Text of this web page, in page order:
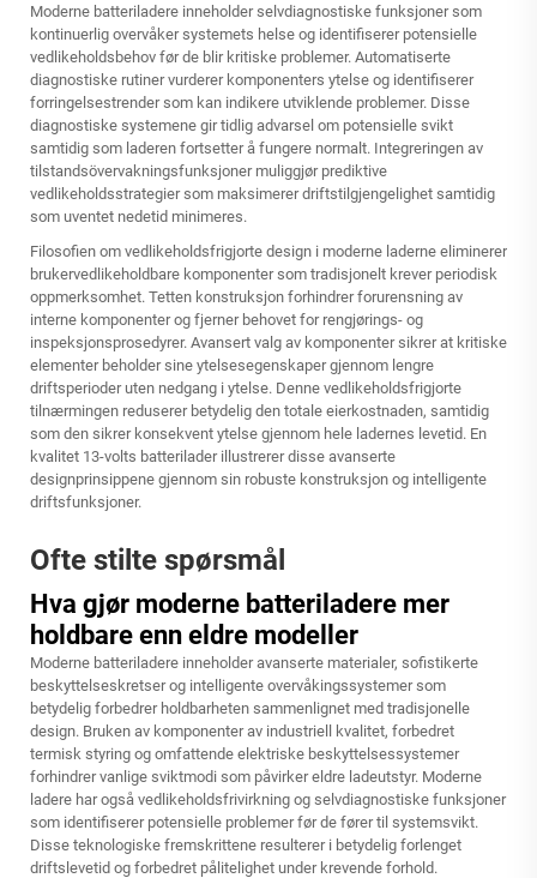
Moderne batteriladere inneholder selvdiagnostiske funksjoner som
kontinuerlig overvåker systemets helse og identifiserer potensielle
vedlikeholdsbehov før de blir kritiske problemer. Automatiserte
diagnostiske rutiner vurderer komponenters ytelse og identifiserer
forringelsestrender som kan indikere utviklende problemer. Disse
diagnostiske systemene gir tidlig advarsel om potensielle svikt
samtidig som laderen fortsetter å fungere normalt. Integreringen av
tilstandsövervakningsfunksjoner muliggjør prediktive
vedlikeholdsstrategier som maksimerer driftstilgjengelighet samtidig
som uventet nedetid minimeres.
Filosofien om vedlikeholdsfrigjorte design i moderne laderne eliminerer
brukervedlikeholdbare komponenter som tradisjonelt krever periodisk
oppmerksomhet. Tetten konstruksjon forhindrer forurensning av
interne komponenter og fjerner behovet for rengjørings- og
inspeksjonsprosedyrer. Avansert valg av komponenter sikrer at kritiske
elementer beholder sine ytelsesegenskaper gjennom lengre
driftsperioder uten nedgang i ytelse. Denne vedlikeholdsfrigjorte
tilnærmingen reduserer betydelig den totale eierkostnaden, samtidig
som den sikrer konsekvent ytelse gjennom hele ladernes levetid. En
kvalitet 13-volts batterilader illustrerer disse avanserte
designprinsippene gjennom sin robuste konstruksjon og intelligente
driftsfunksjoner.
Ofte stilte spørsmål
Hva gjør moderne batteriladere mer
holdbare enn eldre modeller
Moderne batteriladere inneholder avanserte materialer, sofistikerte
beskyttelseskretser og intelligente overvåkingssystemer som
betydelig forbedrer holdbarheten sammenlignet med tradisjonelle
design. Bruken av komponenter av industriell kvalitet, forbedret
termisk styring og omfattende elektriske beskyttelsessystemer
forhindrer vanlige sviktmodi som påvirker eldre ladeutstyr. Moderne
ladere har også vedlikeholdsfrivirkning og selvdiagnostiske funksjoner
som identifiserer potensielle problemer før de fører til systemsvikt.
Disse teknologiske fremskrittene resulterer i betydelig forlenget
driftslevetid og forbedret pålitelighet under krevende forhold.